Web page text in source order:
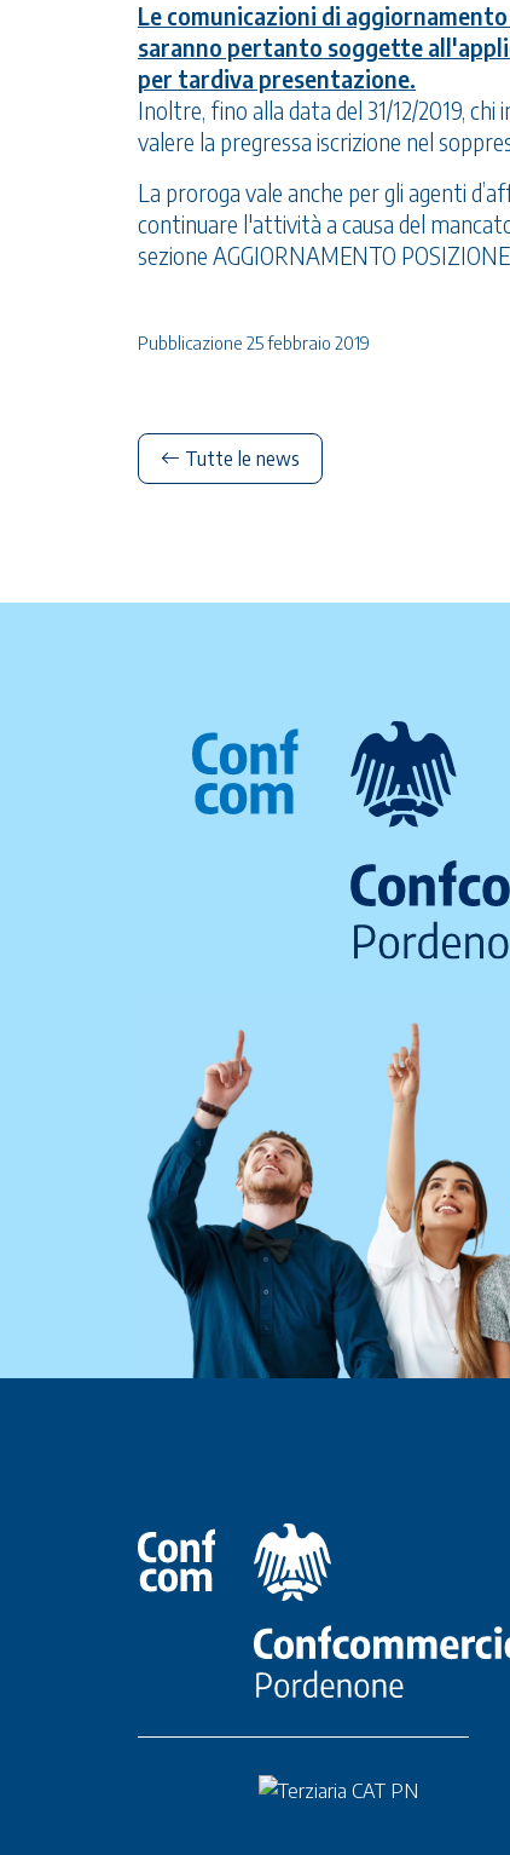
Le comunicazioni di
saranno pertanto soggette
per tardiva presentazione.
Inoltre, fino alla data del 31/12/2019,
valere la pregressa iscrizione nel
La proroga vale anche per gli agenti
continuare l'attività a causa del
sezione AGGIORNAMENTO
Pubblicazione 25 febbraio 2019
Tutte le news